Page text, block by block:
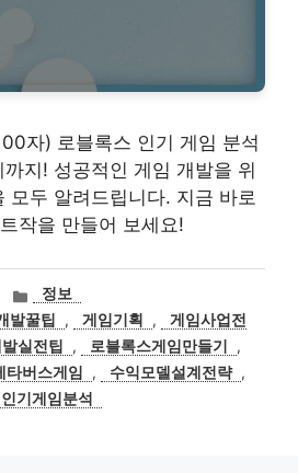
자) 로블록스 인기 게임 분석
지! 성공적인 게임 개발을 위
모두 알려드립니다. 지금 바로
작을 만들어 보세요!
카
테
고
리
정보
발꿀팁 , 게임기획 ,
게임사업전
실전팁 , 로블록스게임만들기
,
타버스게임 , 수익모델설계전략 ,
인기게임분석